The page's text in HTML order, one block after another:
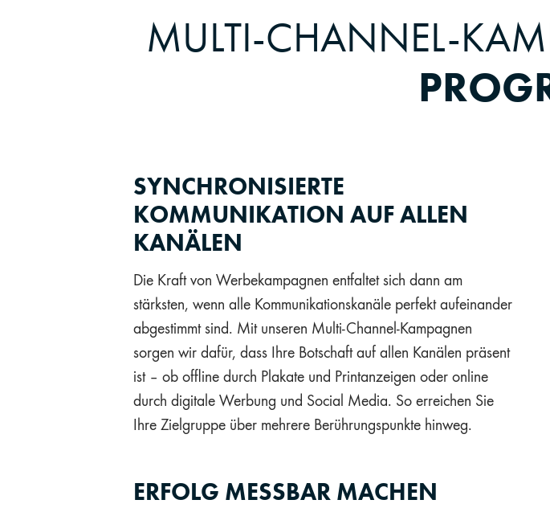
MULTI-CHANNEL-
SYNCHRONISIERTE
KOMMUNIKATION AUF ALLEN
KANÄLEN
Die Kraft von Werbekampagnen entfaltet sich dann am
stärksten, wenn alle Kommunikationskanäle perfekt aufeinander
abgestimmt sind. Mit unseren Multi-Channel-Kampagnen
sorgen wir dafür, dass Ihre Botschaft auf allen Kanälen präsent
ist – ob offline durch Plakate und Printanzeigen oder online
durch digitale Werbung und Social Media. So erreichen Sie
Ihre Zielgruppe über mehrere Berührungspunkte hinweg.
ERFOLG MESSBAR MACHEN